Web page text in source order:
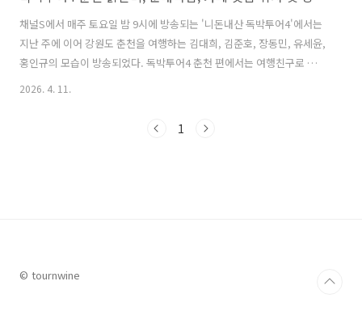
채널S에서 매주 토요일 밤 9시에 방송되는 '니돈내산 독박투어4'에서는
지난 주에 이어 강원도 춘천을 여행하는 김대희, 김준호, 장동민, 유세윤,
홍인규의 모습이 방송되었다. 독박투어4 춘천 편에서는 여행친구로 강재
준이 합류하면서 강재준이 추천하는 줄서는 춘천의 순대국밥 맛집 그리
리를 함께 즐기는 모습이 소개되며 시청자들의 관심을 끌었다. 이번 글에
2026. 4. 11.
1
© tournwine